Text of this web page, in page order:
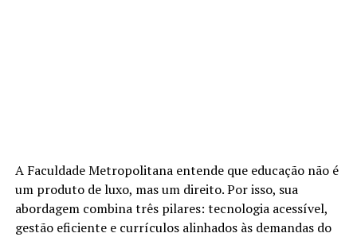
A Faculdade Metropolitana entende que educação não é
um produto de luxo, mas um direito. Por isso, sua
abordagem combina três pilares: tecnologia acessível,
gestão eficiente e currículos alinhados às demandas do